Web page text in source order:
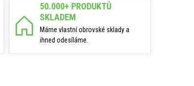
50.000+ PRODUKTŮ
SKLADEM
Máme vlastní obrovské sklady a
ihned odesíláme.